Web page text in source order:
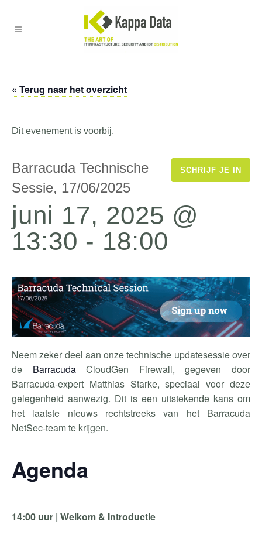
« Terug naar het overzicht
Dit evenement is voorbij.
SCHRIJF JE IN
Barracuda Technische
Sessie, 17/06/2025
juni 17, 2025 @
13:30 - 18:00
Neem zeker deel aan onze technische updatesessie over
de BarracudaCloudGen Firewall, gegeven door
Barracuda-expert Matthias Starke, speciaal voor deze
gelegenheid aanwezig. Dit is een uitstekende kans om
het laatste nieuws rechtstreeks van het Barracuda
NetSec-team te krijgen.
Agenda
14:00 uur | Welkom & Introductie